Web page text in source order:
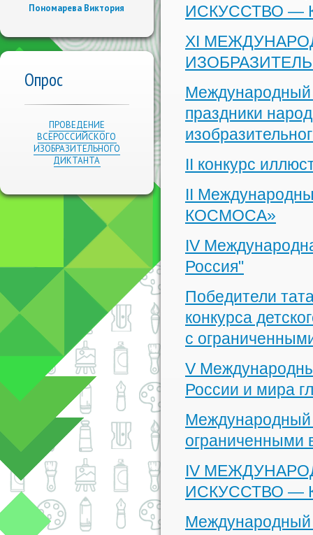
Пономарева Виктория
Опрос
ПРОВЕДЕНИЕ
ВСЕРОССИЙСКОГО
ИЗОБРАЗИТЕЛЬНОГО
ДИКТАНТА
ИСКУССТВО —
XI
Международный
праздники
II конкурс
II
КОСМОСА»
IV
Россия"
Победители
конкурса
с
V
России и мира
Международный
ограниченными
IV
ИСКУССТВО —
Международный